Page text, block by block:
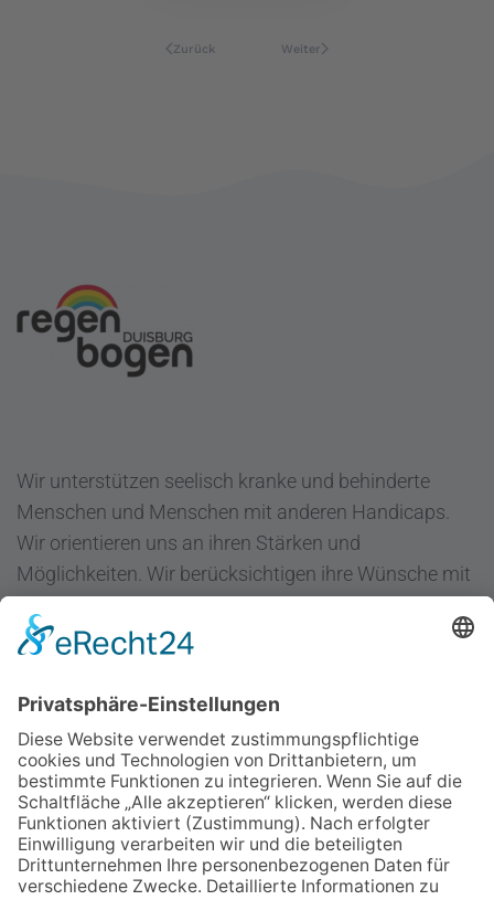
Zurück Weiter
Wir unterstützen seelisch kranke und behinderte
Menschen und Menschen mit anderen Handicaps.
Wir orientieren uns an ihren Stärken und
Möglichkeiten. Wir berücksichtigen ihre Wünsche mit
Regenbogen Duisburg gGmbH
47051 Duisburg
Telefon 0203/300 36-0
Fax 0203/300 36-20
info@regenbogen-duisburg.de
Facebook